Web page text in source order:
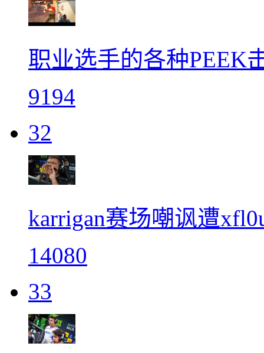
职业选手的各种PEEK
9194
32
karrigan赛场嘲讽遭
14080
33